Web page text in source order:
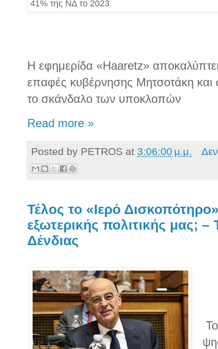
Η εφημερίδα «Haaretz»
επαφές κυβέρνησης Μητσοτάκη και
το σκάνδαλο των υποκλοπών
Read more »
Posted by PETROS at 3:06:00 μ.μ.
Τέλος το «Ιερό
εξωτερικής πολιτικής μας; –
Δένδιας